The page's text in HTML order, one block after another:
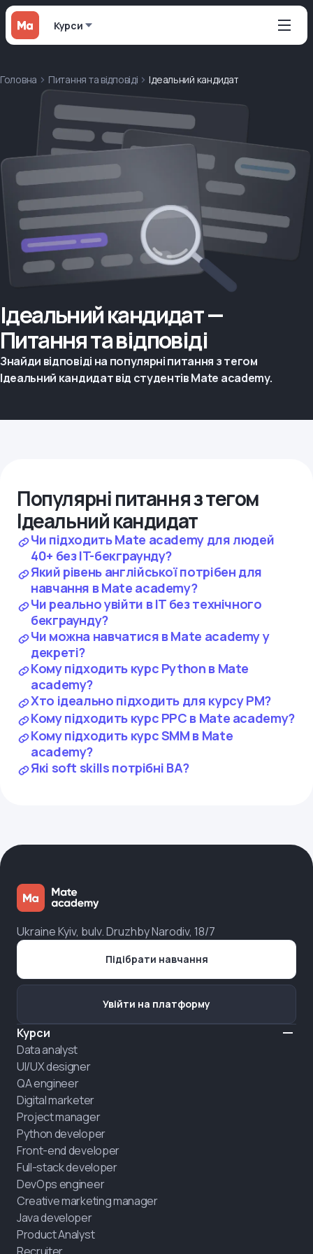
Курси
Головна Питання та відповіді Ідеальний кандидат
Ідеальний кандидат —
Питання та відповіді
Знайди відповіді на популярні питання з тегом
Ідеальний кандидат від студентів Mate academy.
Популярні питання з тегом
Ідеальний кандидат
Чи підходить Mate academy для людей
40+ без IT-бекграунду?
Який рівень англійської потрібен для
навчання в Mate academy?
Чи реально увійти в IT без технічного
бекграунду?
Чи можна навчатися в Mate academy у
декреті?
Кому підходить курс Python в Mate
academy?
Хто ідеально підходить для курсу PM?
Кому підходить курс PPC в Mate academy?
Кому підходить курс SMM в Mate
academy?
Які soft skills потрібні BA?
Ukraine Kyiv, bulv. Druzhby Narodiv, 18/7
Курси
Data analyst
UI/UX designer
QA engineer
Digital marketer
Project manager
Python developer
Front-end developer
Full-stack developer
DevOps engineer
Creative marketing manager
Java developer
Product Analyst
Підібрати навчання
Увійти на платформу